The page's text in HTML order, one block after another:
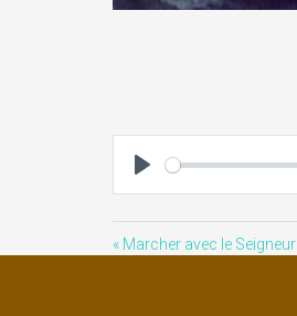
« Marcher avec le Seigneur